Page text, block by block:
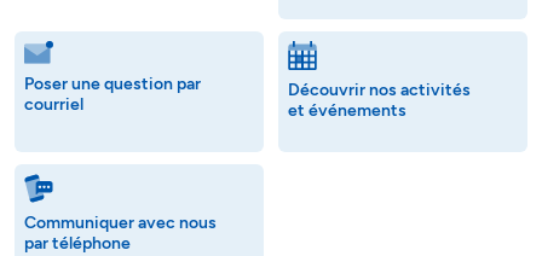
Poser une question par
courriel
Découvrir nos activités
et événements
Communiquer avec nous
par téléphone